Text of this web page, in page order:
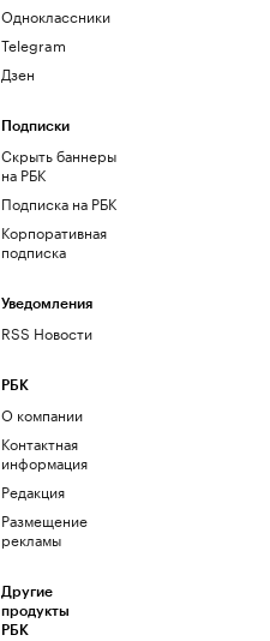
Одноклассники
Telegram
Дзен
Подписки
Скрыть баннеры
на РБК
Подписка на РБК
Корпоративная
подписка
Уведомления
RSS Новости
РБК
О компании
Контактная
информация
Редакция
Размещение
рекламы
Другие
продукты
РБК